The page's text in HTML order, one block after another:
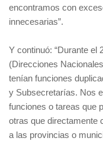
encontramos con
innecesarias”.
Y continuó: “Durante el
(Direcciones
tenían funciones
y Subsecretarías. Nos
funciones o tareas que
otras que directamente
a las provincias o